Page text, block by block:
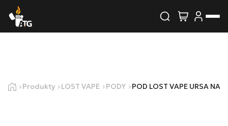
Wyszukiwarka produktów
Imię i nazwisko
Produkty LOST VAPE PODY POD LOST VAPE URSA